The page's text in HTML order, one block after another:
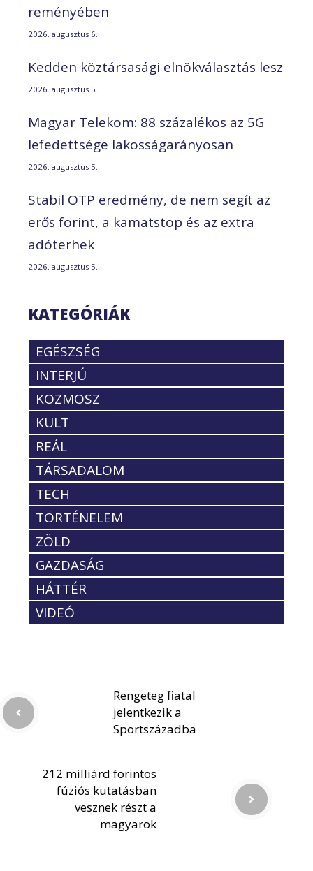
reményében
2026. augusztus 6.
Kedden köztársasági elnökválasztás lesz
2026. augusztus 5.
Magyar Telekom: 88 százalékos az 5G
lefedettsége lakosságarányosan
2026. augusztus 5.
Stabil OTP eredmény, de nem segít az
erős forint, a kamatstop és az extra
adóterhek
2026. augusztus 5.
KATEGÓRIÁK
EGÉSZSÉG
INTERJÚ
KOZMOSZ
KULT
REÁL
TÁRSADALOM
TECH
TÖRTÉNELEM
ZÖLD
GAZDASÁG
HÁTTÉR
VIDEÓ
Rengeteg fiatal
jelentkezik a
Sportszázadba
212 milliárd forintos
fúziós kutatásban
vesznek részt a
magyarok